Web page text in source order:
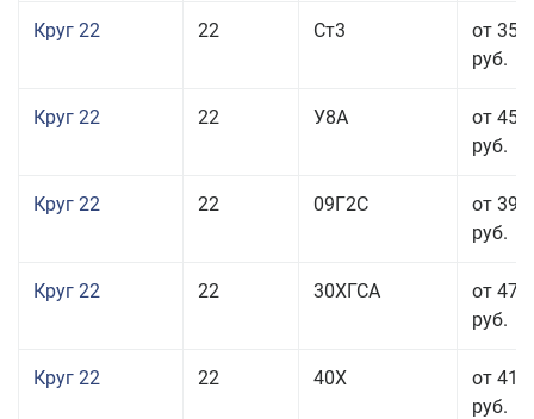
Круг 22 22 Ст3
от 35
руб.
Круг 22 22 У8А
от 45
руб.
Круг 22 22 09Г2С
от 39
руб.
Круг 22 22 30ХГСА
от 47
руб.
Круг 22 22 40Х
от 41
руб.